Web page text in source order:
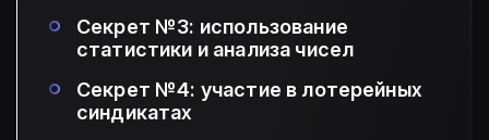
Секрет №3: использование
статистики и анализа чисел
Секрет №4: участие в лотерейных
синдикатах